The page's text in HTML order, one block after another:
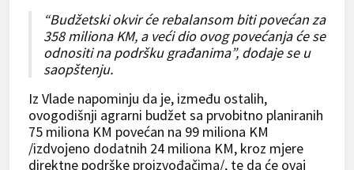
“Budžetski okvir će rebalansom biti povećan za
358 miliona KM, a veći dio ovog povećanja će se
odnositi na podršku građanima”, dodaje se u
saopštenju.
Iz Vlade napominju da je, između ostalih,
ovogodišnji agrarni budžet sa prvobitno planiranih
75 miliona KM povećan na 99 miliona KM
/izdvojeno dodatnih 24 miliona KM, kroz mjere
direktne podrške proizvođačima/, te da će ovaj